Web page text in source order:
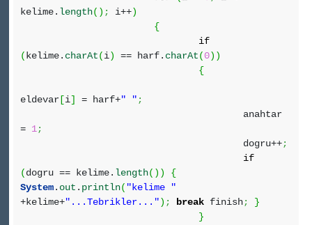
kelime. length( ) ; i++)
{
if
( kelime. charAt(i) == harf. charAt(0) )
{
eldevar [i] = harf+" " ;
anahtar
= 1;
dogru++;
if
(dogru == kelime. length( ) )
{
System. out . println( "kelime "
+kelime+"...Tebrikler...") ; break finish;
}
}